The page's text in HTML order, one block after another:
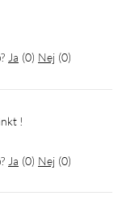
Ja (0) Nej (0)
!
Ja (0) Nej (0)